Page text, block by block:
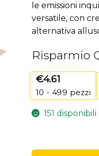
le emissioni
versatile, con
alternativa
Risparmio
€4.61
10 - 499 pezzi
151 disponibili